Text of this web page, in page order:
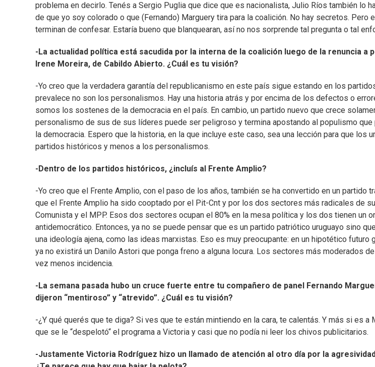
problema en decirlo. Tenés a Sergio Puglia que dice que es nacionalista, Julio Ríos también lo
de que yo soy colorado o que (Fernando) Marguery tira para la coalición. No hay secretos. Pero
terminan de confesar. Estaría bueno que blanquearan, así no nos sorprende tal pregunta o tal
-La actualidad política está sacudida por la interna de la coalición luego de la renuncia a
Irene Moreira, de Cabildo Abierto. ¿Cuál es tu visión?
-Yo creo que la verdadera garantía del republicanismo en este país sigue estando en los
prevalece no son los personalismos. Hay una historia atrás y por encima de los defectos o
somos los sostenes de la democracia en el país. En cambio, un partido nuevo que crece
personalismo de sus de sus líderes puede ser peligroso y termina apostando al populismo que
la democracia. Espero que la historia, en la que incluye este caso, sea una lección para que los
partidos históricos y menos a los personalismos.
-Dentro de los partidos históricos, ¿incluís al Frente Amplio?
-Yo creo que el Frente Amplio, con el paso de los años, también se ha convertido en un partido
que el Frente Amplio ha sido cooptado por el Pit-Cnt y por los dos sectores más radicales de
Comunista y el MPP. Esos dos sectores ocupan el 80% en la mesa política y los dos tienen un
antidemocrático. Entonces, ya no se puede pensar que es un partido patriótico uruguayo sino
una ideología ajena, como las ideas marxistas. Eso es muy preocupante: en un hipotético futuro
ya no existirá un Danilo Astori que ponga freno a alguna locura. Los sectores más moderados
vez menos incidencia.
-La semana pasada hubo un cruce fuerte entre tu compañero de panel Fernando
dijeron “mentiroso” y “atrevido”. ¿Cuál es tu visión?
-¿Y qué querés que te diga? Si ves que te están mintiendo en la cara, te calentás. Y más si es a
que se le “despelotó“ el programa a Victoria y casi que no podía ni leer los chivos publicitarios.
-Justamente Victoria Rodríguez hizo un llamado de atención al otro día por la